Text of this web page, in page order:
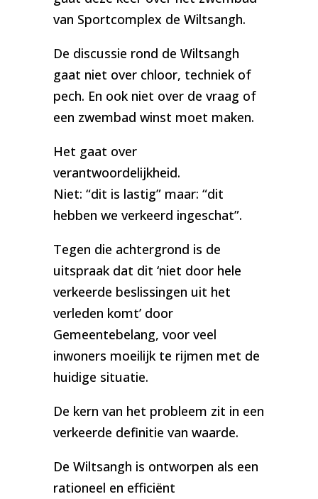
van Sportcomplex de Wiltsangh.
De discussie rond de Wiltsangh
gaat niet over chloor, techniek of
pech. En ook niet over de vraag of
een zwembad winst moet maken.
Het gaat over
verantwoordelijkheid.
Niet: “dit is lastig” maar: “dit
hebben we verkeerd ingeschat”.
Tegen die achtergrond is de
uitspraak dat dit ‘niet door hele
verkeerde beslissingen uit het
verleden komt’ door
Gemeentebelang, voor veel
inwoners moeilijk te rijmen met de
huidige situatie.
De kern van het probleem zit in een
verkeerde definitie van waarde.
De Wiltsangh is ontworpen als een
rationeel en efficiënt